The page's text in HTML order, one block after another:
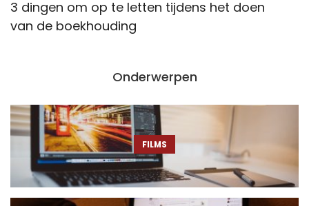
3 dingen om op te letten tijdens het doen
van de boekhouding
Onderwerpen
FILMS